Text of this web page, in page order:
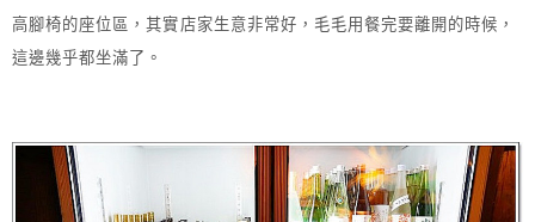
高腳椅的座位區，其實店家生意非常好，毛毛用餐完要離開的時候，
這邊幾乎都坐滿了。